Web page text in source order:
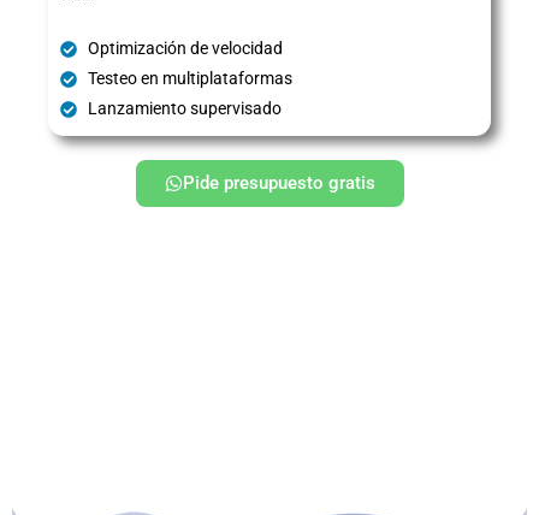
Optimización de velocidad
Testeo en multiplataformas
Lanzamiento supervisado
Pide presupuesto gratis